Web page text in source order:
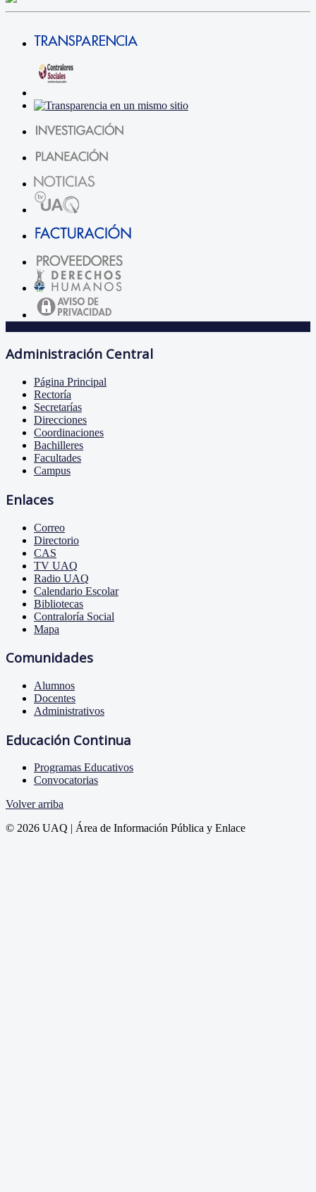
Administración Central
Página Principal
Rectoría
Secretarías
Direcciones
Coordinaciones
Bachilleres
Facultades
Campus
Enlaces
Correo
Directorio
CAS
TV UAQ
Radio UAQ
Calendario Escolar
Bibliotecas
Contraloría Social
Mapa
Comunidades
Alumnos
Docentes
Administrativos
Educación Continua
Programas Educativos
Convocatorias
Volver arriba
© 2026 UAQ | Área de Información Pública y Enlace